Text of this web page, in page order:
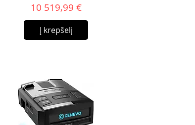
Kaina
10 519,99 €
Į krepšelį